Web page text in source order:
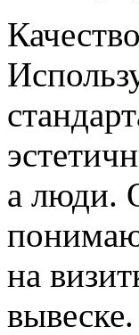
а люди.
на